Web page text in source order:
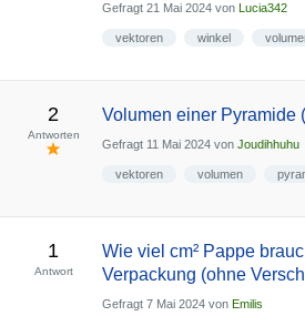
Gefragt 21 Mai 2024 von Lucia342
vektoren winkel
2
Antworten
Volumen einer Pyramide
Gefragt 11 Mai 2024 von Joudihhuhu
vektoren volumen
1
Antwort
Wie viel cm² Pappe
Verpackung (ohne
Gefragt 7 Mai 2024 von Emilis